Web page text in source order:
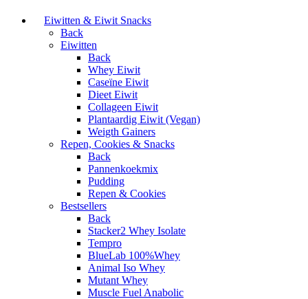
Eiwitten & Eiwit Snacks
Back
Eiwitten
Back
Whey Eiwit
Caseïne Eiwit
Dieet Eiwit
Collageen Eiwit
Plantaardig Eiwit (Vegan)
Weigth Gainers
Repen, Cookies & Snacks
Back
Pannenkoekmix
Pudding
Repen & Cookies
Bestsellers
Back
Stacker2 Whey Isolate
Tempro
BlueLab 100%Whey
Animal Iso Whey
Mutant Whey
Muscle Fuel Anabolic